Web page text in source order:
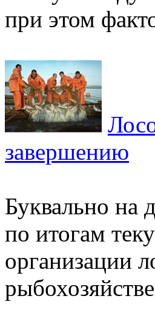
при этом
завершению
Буквально на
по итогам
организации